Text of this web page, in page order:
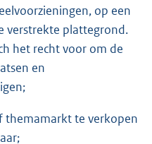
op een
verstrekte plattegrond.
het recht voor om de
en
themamarkt te verkopen